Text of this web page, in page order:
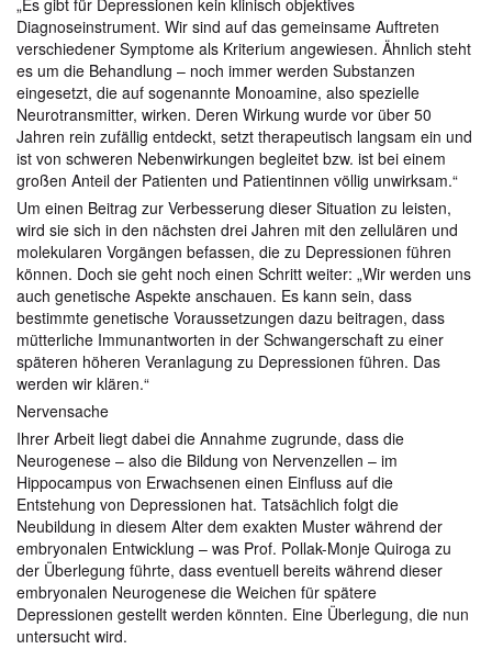
„Es gibt für Depressionen kein klinisch objektives
Diagnoseinstrument. Wir sind auf das gemeinsame Auftreten
verschiedener Symptome als Kriterium angewiesen. Ähnlich steht
es um die Behandlung – noch immer werden Substanzen
eingesetzt, die auf sogenannte Monoamine, also spezielle
Neurotransmitter, wirken. Deren Wirkung wurde vor über 50
Jahren rein zufällig entdeckt, setzt therapeutisch langsam ein und
ist von schweren Nebenwirkungen begleitet bzw. ist bei einem
großen Anteil der Patienten und Patientinnen völlig unwirksam.“
Um einen Beitrag zur Verbesserung dieser Situation zu leisten,
wird sie sich in den nächsten drei Jahren mit den zellulären und
molekularen Vorgängen befassen, die zu Depressionen führen
können. Doch sie geht noch einen Schritt weiter: „Wir werden uns
auch genetische Aspekte anschauen. Es kann sein, dass
bestimmte genetische Voraussetzungen dazu beitragen, dass
mütterliche Immunantworten in der Schwangerschaft zu einer
späteren höheren Veranlagung zu Depressionen führen. Das
werden wir klären.“
Nervensache
Ihrer Arbeit liegt dabei die Annahme zugrunde, dass die
Neurogenese – also die Bildung von Nervenzellen – im
Hippocampus von Erwachsenen einen Einfluss auf die
Entstehung von Depressionen hat. Tatsächlich folgt die
Neubildung in diesem Alter dem exakten Muster während der
embryonalen Entwicklung – was Prof. Pollak-Monje Quiroga zu
der Überlegung führte, dass eventuell bereits während dieser
embryonalen Neurogenese die Weichen für spätere
Depressionen gestellt werden könnten. Eine Überlegung, die nun
untersucht wird.